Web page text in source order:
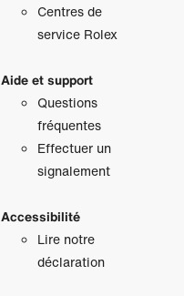
Centres de
service Rolex
Aide et support
Questions
fréquentes
Effectuer un
signalement
Accessibilité
Lire notre
déclaration